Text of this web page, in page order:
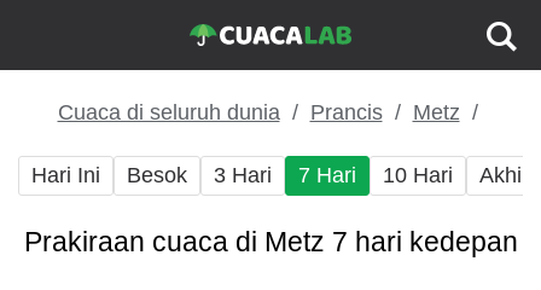
Cuaca di seluruh dunia Prancis Metz
Hari Ini Besok 3 Hari 7 Hari 10 Hari Akhir
Prakiraan cuaca di Metz 7 hari kedepan